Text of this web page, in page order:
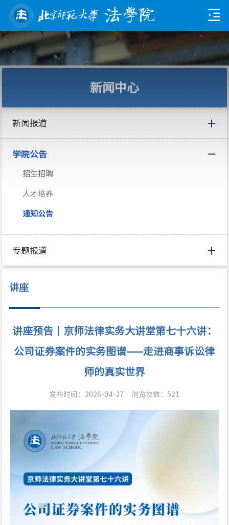
新闻中心
新闻报道
学院公告
招生招聘
人才培养
通知公告
专题报道
讲座
讲座预告丨京师法律实务大讲堂第七十六讲：
公司证券案件的实务图谱——走进商事诉讼律
师的真实世界
发布时间：2026-04-27 浏览次数：521